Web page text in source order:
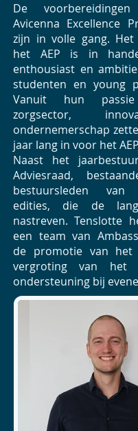
De
Avicenna Excellence
zijn in volle gang.
het AEP is in
enthousiast en
studenten en young
Vanuit hun
zorgsector,
ondernemerschap
jaar lang in voor het
Naast het
Adviesraad,
bestuursleden van
edities, die de
nastreven. Tenslotte
een team van
de promotie van het
vergroting van het
ondersteuning bij